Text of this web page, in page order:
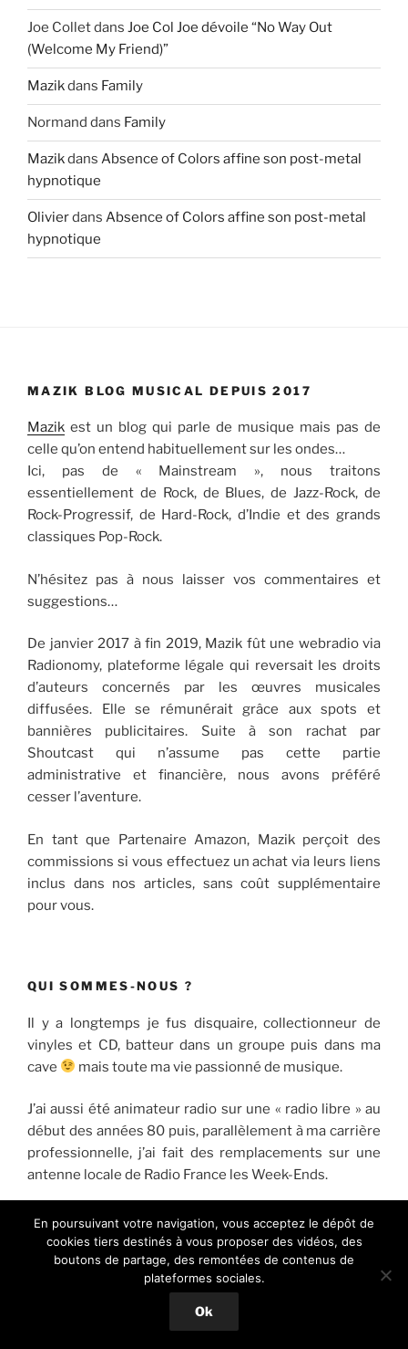
Joe Colletdans Joe Col Joe dévoile “No Way Out
(Welcome My Friend)”
Mazikdans Family
Normand dans Family
Mazikdans Absence of Colors affine son post-metal
hypnotique
Olivierdans Absence of Colors affine son post-metal
hypnotique
MAZIK BLOG MUSICAL DEPUIS 2017
Mazik est un blog qui parle de musique mais pas de
celle qu’on entend habituellement sur les ondes…
Ici, pas de « Mainstream », nous traitons
essentiellement de Rock, de Blues, de Jazz-Rock, de
Rock-Progressif, de Hard-Rock, d’Indie et des grands
classiques Pop-Rock.
N’hésitez pas à nous laisser vos commentaires et
suggestions…
De janvier 2017 à fin 2019, Mazik fût une webradio via
Radionomy, plateforme légale qui reversait les droits
d’auteurs concernés par les œuvres musicales
diffusées. Elle se rémunérait grâce aux spots et
bannières publicitaires. Suite à son rachat par
Shoutcast qui n’assume pas cette partie
administrative et financière, nous avons préféré
cesser l’aventure.
En tant que Partenaire Amazon, Mazik perçoit des
commissions si vous effectuez un achat via leurs liens
inclus dans nos articles, sans coût supplémentaire
pour vous.
QUI SOMMES-NOUS ?
Il y a longtemps je fus disquaire, collectionneur de
vinyles et CD, batteur dans un groupe puis dans ma
cave
mais toute ma vie passionné de musique.
J’ai aussi été animateur radio sur une « radio libre » au
début des années 80 puis, parallèlement à ma carrière
professionnelle, j’ai fait des remplacements sur une
antenne locale de Radio France les Week-Ends.
Mes goûts musicaux sont relativement éclectiques
mais exigeants.
Avec mes amis Jacques, Pascal et Paul qui ont rejoint
l’aventure, nous vous proposons régulièrement des
En poursuivant votre navigation, vous acceptez le dépôt de
cookies tiers destinés à vous proposer des vidéos, des
boutons de partage, des remontées de contenus de
plateformes sociales.
Ok